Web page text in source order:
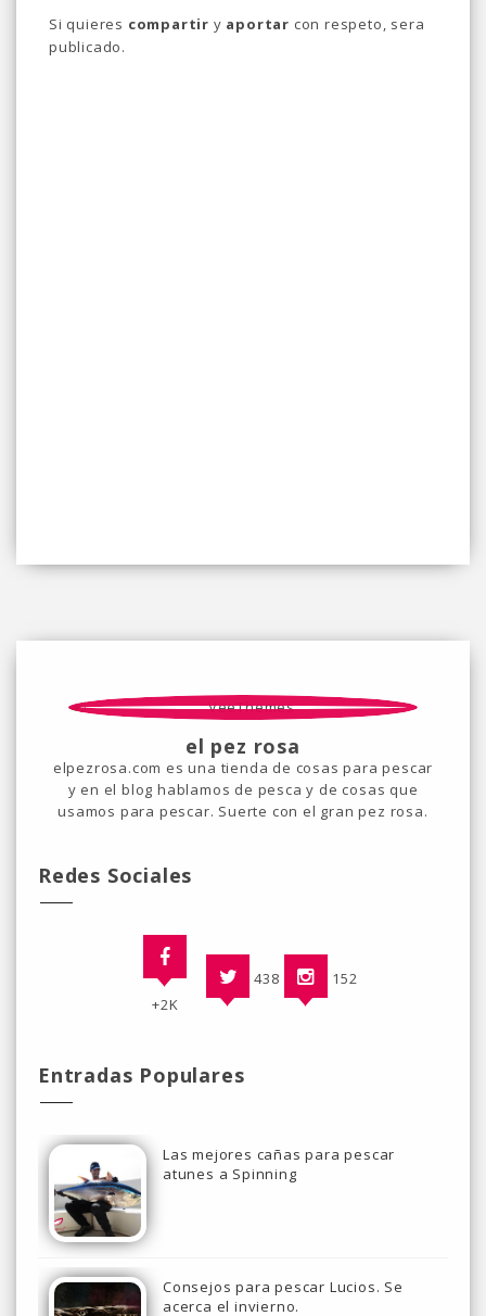
Si quieres compartir y aportar con respeto, sera
publicado.
el pez rosa
elpezrosa.com es una tienda de cosas para pescar
y en el blog hablamos de pesca y de cosas que
usamos para pescar. Suerte con el gran pez rosa.
Redes Sociales
+2K
438 152
Entradas Populares
Las mejores cañas para pescar
atunes a Spinning
Consejos para pescar Lucios. Se
acerca el invierno.